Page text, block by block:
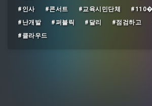
#인사
#콘서트 #교육시민단체
#난개발
#퍼블릭 #달리 #점검하고
#클라우드